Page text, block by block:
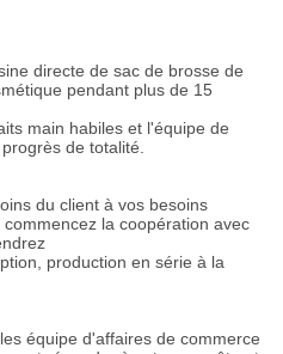
directe de sac de brosse de
pendant plus de 15
main habiles et l'équipe de
de totalité.
du client à vos besoins
la coopération avec
production en série à la
équipe d'affaires de commerce